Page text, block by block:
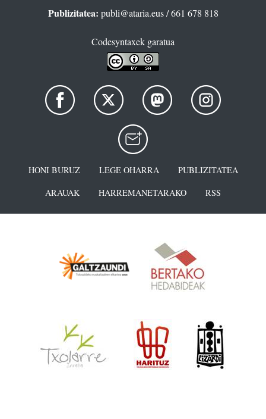
Publizitatea: publi@ataria.eus/ 661 678 818
Codesyntaxek garatua
HONI BURUZ LEGE OHARRA
PUBLIZITATEA
ARAUAK
HARREMANETARAKO RSS